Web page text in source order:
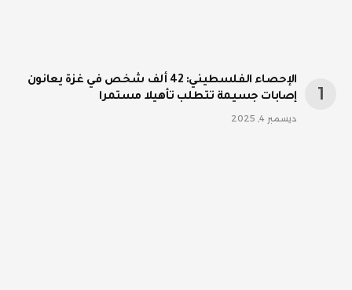
الإحصاء الفلسطيني: 42 ألف شخص في غزة يعانون
إصابات جسيمة تتطلب تأهيلا مستمرا
ديسمبر 4, 2025